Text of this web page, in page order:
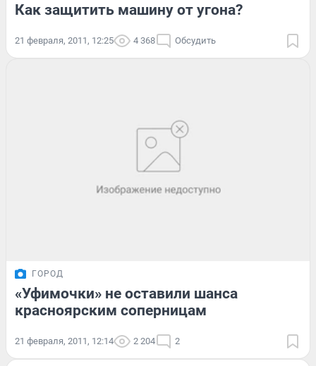
Как защитить машину от угона?
21 февраля, 2011, 12:25 4 368 Обсудить
ГОРОД
«Уфимочки» не оставили шанса
красноярским соперницам
21 февраля, 2011, 12:14 2 204 2